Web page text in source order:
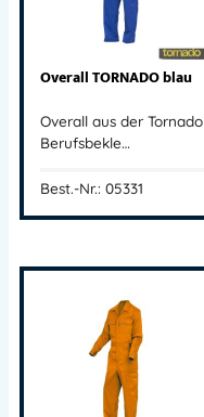
Overall TORNADO blau
Overall aus der Tornado
Berufsbekle…
Best.-Nr.: 05331